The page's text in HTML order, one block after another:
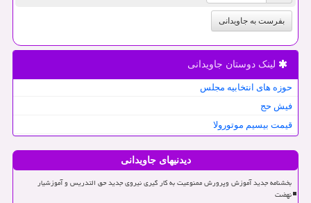
بفرست به جاویدانی
لینک دوستان جاویدانی
حوزه های انتخابیه مجلس
فیش حج
قیمت بیسیم موتورولا
دیدنیهای جاویدانی
بخشنامه جدید آموزش وپرورش ممنوعیت به کار گیری نیروی جدید حق التدریس و آموزشیار
نهضت